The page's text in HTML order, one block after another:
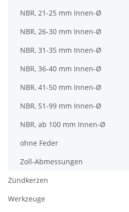
NBR, 21-25 mm Innen-Ø
NBR, 26-30 mm Innen-Ø
NBR, 31-35 mm Innen-Ø
NBR, 36-40 mm Innen-Ø
NBR, 41-50 mm Innen-Ø
NBR, 51-99 mm Innen-Ø
NBR, ab 100 mm Innen-Ø
ohne Feder
Zoll-Abmessungen
Zündkerzen
Werkzeuge